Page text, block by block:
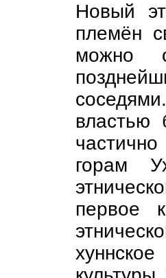
Новый
племён
можно
властью
горам
первое